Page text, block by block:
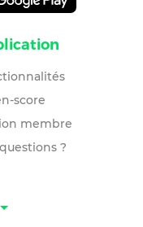
score
membre
?